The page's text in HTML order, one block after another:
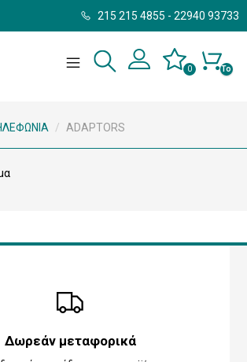
215 215 4855 - 22940 93733
Το
0
/ ADAPTORS
Δωρεάν μεταφορικά